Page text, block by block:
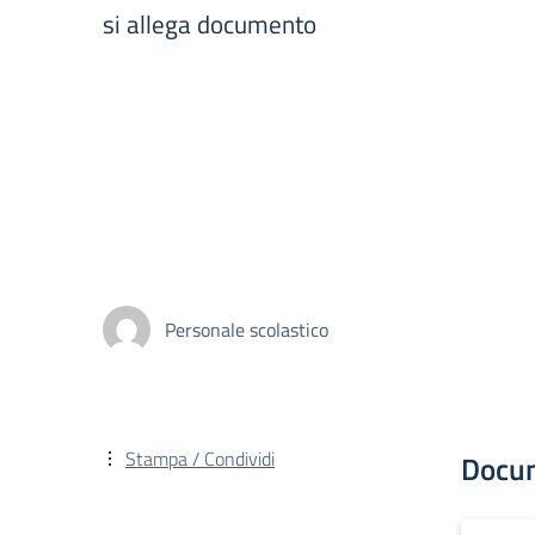
si allega documento
Personale scolastico
Stampa / Condividi